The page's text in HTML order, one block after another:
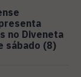
no Diveneta
sábado (8)